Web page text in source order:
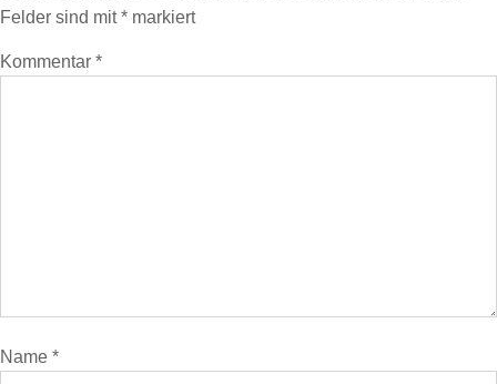
Felder sind mit* markiert
Kommentar *
Name *